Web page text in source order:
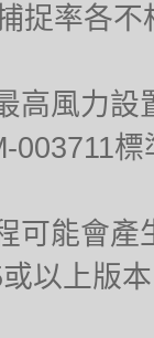
捉率各不
高風力設
003711
可能會產
以上版